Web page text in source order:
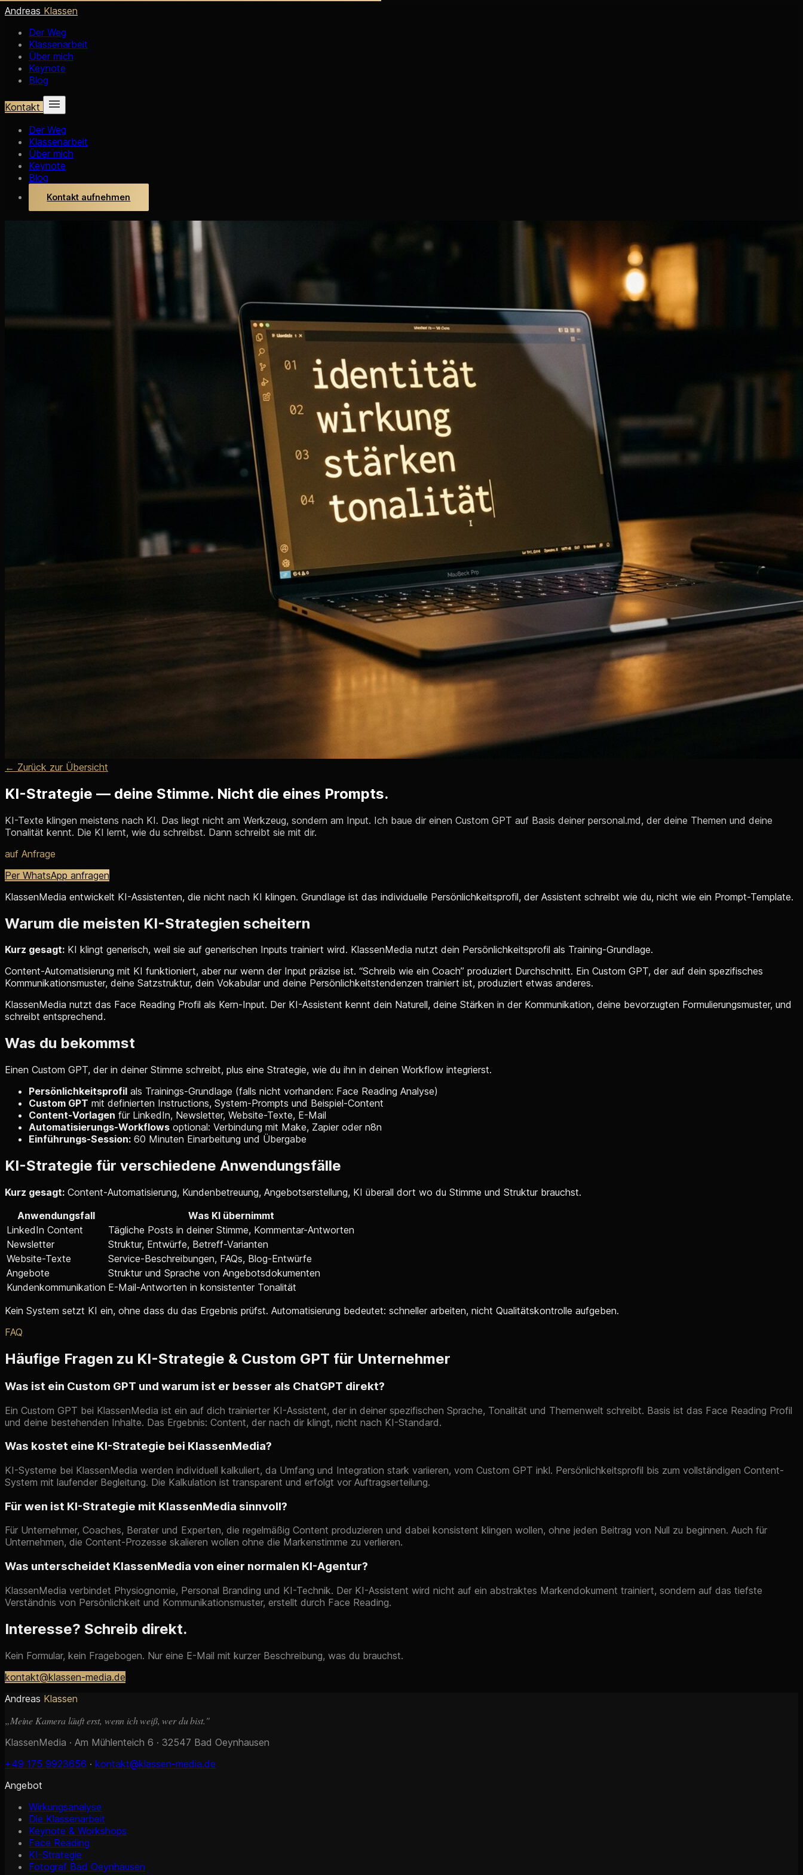
Andreas Klassen
Der Weg
Klassenarbeit
Über mich
Keynote
Blog
Kontakt
Der Weg
Klassenarbeit
Über mich
Keynote
Blog
Kontakt aufnehmen
← Zurück zur Übersicht
KI-Strategie — deine Stimme. Nicht die eines Prompts.
KI-Texte klingen meistens nach KI. Das liegt nicht am Werkzeug, sondern am Input. Ich baue dir einen Custom GPT auf Basis deiner personal.md, der deine Themen und deine
Tonalität kennt. Die KI lernt, wie du schreibst. Dann schreibt sie mit dir.
auf Anfrage
Per WhatsApp anfragen
KlassenMedia entwickelt KI-Assistenten, die nicht nach KI klingen. Grundlage ist das individuelle Persönlichkeitsprofil, der Assistent schreibt wie du, nicht wie ein Prompt-Template.
Warum die meisten KI-Strategien scheitern
Kurz gesagt: KI klingt generisch, weil sie auf generischen Inputs trainiert wird. KlassenMedia nutzt dein Persönlichkeitsprofil als Training-Grundlage.
Content-Automatisierung mit KI funktioniert, aber nur wenn der Input präzise ist. “Schreib wie ein Coach” produziert Durchschnitt. Ein Custom GPT, der auf dein spezifisches
Kommunikationsmuster, deine Satzstruktur, dein Vokabular und deine Persönlichkeitstendenzen trainiert ist, produziert etwas anderes.
KlassenMedia nutzt das Face Reading Profil als Kern-Input. Der KI-Assistent kennt dein Naturell, deine Stärken in der Kommunikation, deine bevorzugten Formulierungsmuster, und
schreibt entsprechend.
Was du bekommst
Einen Custom GPT, der in deiner Stimme schreibt, plus eine Strategie, wie du ihn in deinen Workflow integrierst.
Persönlichkeitsprofil als Trainings-Grundlage (falls nicht vorhanden: Face Reading Analyse)
Custom GPT mit definierten Instructions, System-Prompts und Beispiel-Content
Content-Vorlagen für LinkedIn, Newsletter, Website-Texte, E-Mail
Automatisierungs-Workflows optional: Verbindung mit Make, Zapier oder n8n
Einführungs-Session: 60 Minuten Einarbeitung und Übergabe
KI-Strategie für verschiedene Anwendungsfälle
Kurz gesagt: Content-Automatisierung, Kundenbetreuung, Angebotserstellung, KI überall dort wo du Stimme und Struktur brauchst.
Anwendungsfall
Was KI übernimmt
LinkedIn Content
Tägliche Posts in deiner Stimme, Kommentar-Antworten
Newsletter
Struktur, Entwürfe, Betreff-Varianten
Website-Texte
Service-Beschreibungen, FAQs, Blog-Entwürfe
Angebote
Struktur und Sprache von Angebotsdokumenten
Kundenkommunikation E-Mail-Antworten in konsistenter Tonalität
Kein System setzt KI ein, ohne dass du das Ergebnis prüfst. Automatisierung bedeutet: schneller arbeiten, nicht Qualitätskontrolle aufgeben.
FAQ
Häufige Fragen zu KI-Strategie & Custom GPT für Unternehmer
Was ist ein Custom GPT und warum ist er besser als ChatGPT direkt?
Ein Custom GPT bei KlassenMedia ist ein auf dich trainierter KI-Assistent, der in deiner spezifischen Sprache, Tonalität und Themenwelt schreibt. Basis ist das Face Reading Profil
und deine bestehenden Inhalte. Das Ergebnis: Content, der nach dir klingt, nicht nach KI-Standard.
Was kostet eine KI-Strategie bei KlassenMedia?
KI-Systeme bei KlassenMedia werden individuell kalkuliert, da Umfang und Integration stark variieren, vom Custom GPT inkl. Persönlichkeitsprofil bis zum vollständigen Content-
System mit laufender Begleitung. Die Kalkulation ist transparent und erfolgt vor Auftragserteilung.
Für wen ist KI-Strategie mit KlassenMedia sinnvoll?
Für Unternehmer, Coaches, Berater und Experten, die regelmäßig Content produzieren und dabei konsistent klingen wollen, ohne jeden Beitrag von Null zu beginnen. Auch für
Unternehmen, die Content-Prozesse skalieren wollen ohne die Markenstimme zu verlieren.
Was unterscheidet KlassenMedia von einer normalen KI-Agentur?
KlassenMedia verbindet Physiognomie, Personal Branding und KI-Technik. Der KI-Assistent wird nicht auf ein abstraktes Markendokument trainiert, sondern auf das tiefste
Verständnis von Persönlichkeit und Kommunikationsmuster, erstellt durch Face Reading.
Interesse? Schreib direkt.
Kein Formular, kein Fragebogen. Nur eine E-Mail mit kurzer Beschreibung, was du brauchst.
kontakt@klassen-media.de
Andreas Klassen
„Meine Kamera läuft erst, wenn ich weiß, wer du bist."
KlassenMedia · Am Mühlenteich 6 · 32547 Bad Oeynhausen
+49 175 9923656 · kontakt@klassen-media.de
Angebot
Wirkungsanalyse
Die Klassenarbeit
Keynote & Workshops
Face Reading
KI-Strategie
Fotograf Bad Oeynhausen